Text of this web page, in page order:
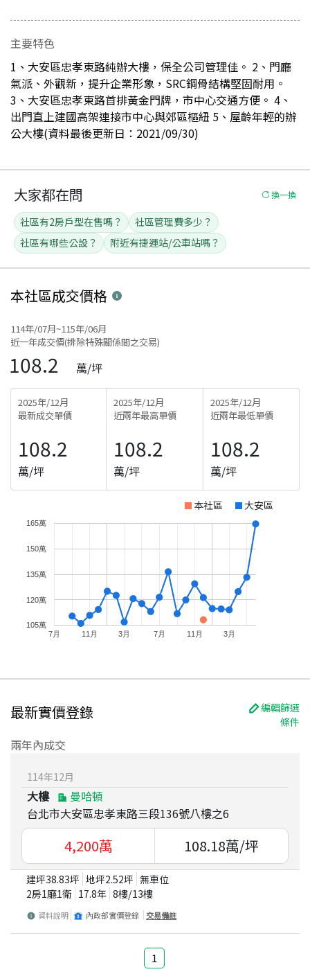
主要特色
1、大安區忠孝東路純辦大樓，保全公司管理佳。 2、門廳
氣派、外觀新，提升企業形象，SRC鋼骨結構堅固耐用。
3、大安區忠孝東路首排黃金門牌，市中心交通方便。 4、
出門直上建國高架連接市中心與郊區樞紐 5、屋齡年輕的辦
公大樓(資料最後更新日：2021/09/30)
大家都在問 換一換
社區有2房戶型在售嗎？
社區管理費多少？
社區有哪些公設？
附近有捷運站/公車站嗎？
本社區成交價格
114年/07月~115年/06月
近一年成交價(排除特殊關係間之交易)
108.2 萬/坪
2025年/12月
最新成交單價
108.2
萬/坪
2025年/12月
近兩年最高單價
108.2
萬/坪
2025年/12月
近兩年最低單價
108.2
萬/坪
本社區 大安區
7月 11月 3月 7月 11月 3月
105萬
120萬
135萬
150萬
165萬
最新實價登錄
編輯篩選
條件
兩年內成交
114年12月
大樓
曼哈頓
台北市大安區忠孝東路三段136號八樓之6
4,200萬 108.18萬/坪
建坪38.83坪 地坪2.52坪 無車位
2房1廳1衛 17.8年 8樓/13樓
資料說明 內政部實價登錄 交易備註
1